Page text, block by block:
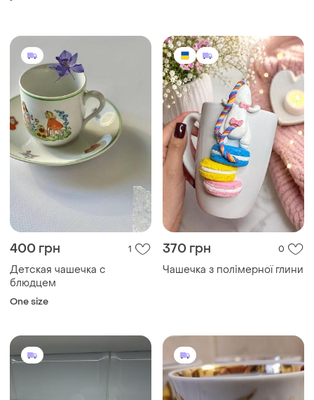
400 грн 1
Детская чашечка с
блюдцем
One size
370 грн 0
Чашечка з полімерної глини